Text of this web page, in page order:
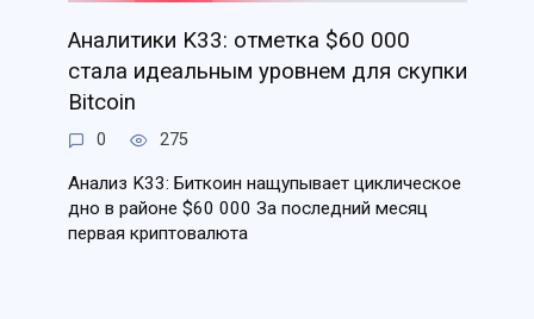
Аналитики K33: отметка $60 000
стала идеальным уровнем для скупки
Bitcoin
0 275
Анализ K33: Биткоин нащупывает циклическое
дно в районе $60 000 За последний месяц
первая криптовалюта